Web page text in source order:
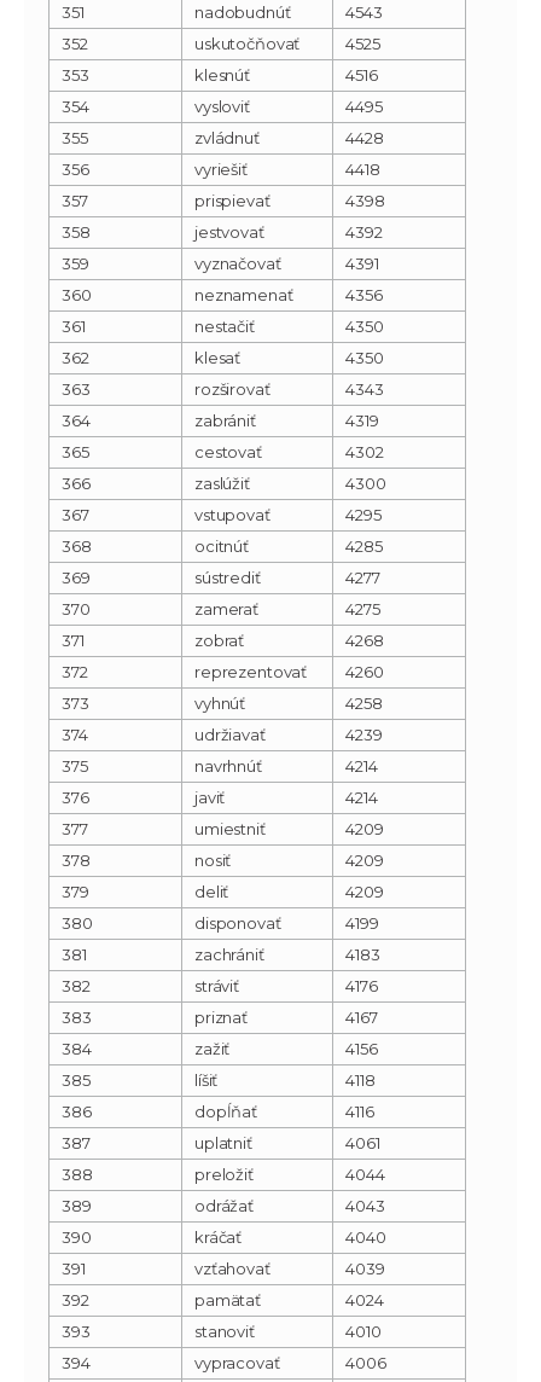
351
nadobudnúť
4543
352
uskutočňovať
4525
353
klesnúť
4516
354
vysloviť
4495
355
zvládnuť
4428
356
vyriešiť
4418
357
prispievať
4398
358
jestvovať
4392
359
vyznačovať
4391
360
neznamenať
4356
361
nestačiť
4350
362
klesať
4350
363
rozširovať
4343
364
zabrániť
4319
365
cestovať
4302
366
zaslúžiť
4300
367
vstupovať
4295
368
ocitnúť
4285
369
sústrediť
4277
370
zamerať
4275
371
zobrať
4268
372
reprezentovať
4260
373
vyhnúť
4258
374
udržiavať
4239
375
navrhnúť
4214
376
javiť
4214
377
umiestniť
4209
378
nosiť
4209
379
deliť
4209
380
disponovať
4199
381
zachrániť
4183
382
stráviť
4176
383
priznať
4167
384
zažiť
4156
385
líšiť
4118
386
dopĺňať
4116
387
uplatniť
4061
388
preložiť
4044
389
odrážať
4043
390
kráčať
4040
391
vzťahovať
4039
392
pamätať
4024
393
stanoviť
4010
394
vypracovať
4006